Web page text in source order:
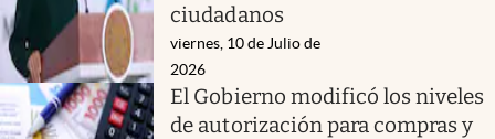
ciudadanos
viernes, 10 de Julio de
2026
El Gobierno modificó los niveles
de autorización para compras y